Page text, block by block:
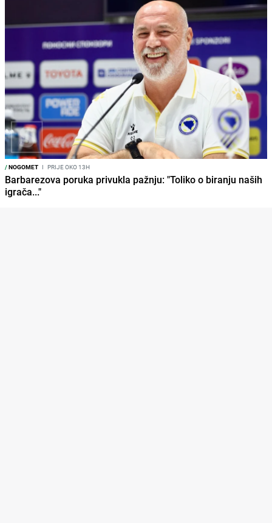
/NOGOMET I PRIJE OKO 13H
Barbarezova poruka privukla pažnju: "Toliko o biranju naših
igrača..."